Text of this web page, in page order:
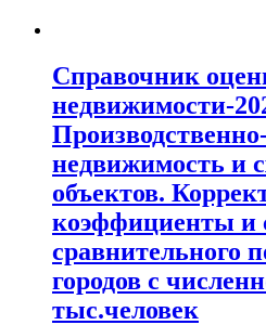
Справочник
недвижимости-
недвижимость и
объектов.
коэффициенты и
сравнительного
городов с
тыс.человек